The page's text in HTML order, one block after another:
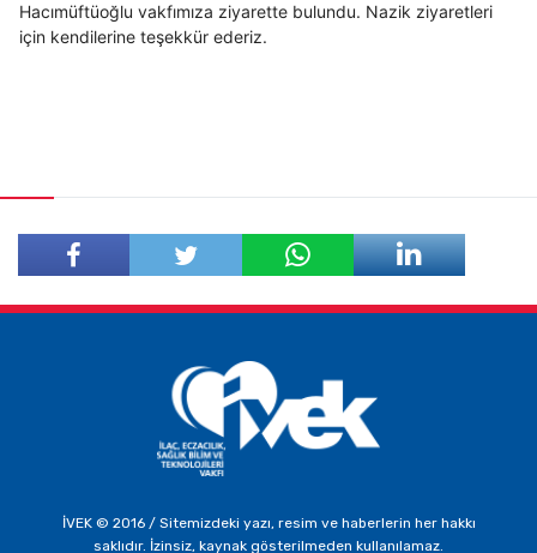
Hacımüftüoğlu vakfımıza ziyarette bulundu. Nazik ziyaretleri
için kendilerine teşekkür ederiz.
İVEK © 2016 / Sitemizdeki yazı, resim ve haberlerin her hakkı
saklıdır. İzinsiz, kaynak gösterilmeden kullanılamaz.